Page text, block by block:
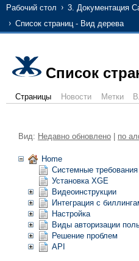
Рабочий стол 3. Документация
Список страниц - Вид дерева
Список
Страницы Новости Метки
Вид: Недавно обновлено по
Home
Системные требования
Установка XGE
Видеоинструкции
Интеграция с
Настройка
Виды авторизации
Решение проблем
API